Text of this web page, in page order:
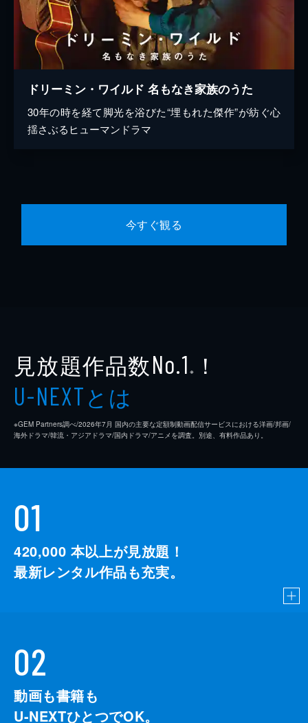
ドリーミン・ワイルド 名もなき家族のうた
30年の時を経て脚光を浴びた“埋もれた傑作”が紡ぐ心
揺さぶるヒューマンドラマ
今すぐ観る
見放題作品数No.1 ※ ！
U-NEXTとは
※GEM Partners調べ/2026年7⽉ 国内の主要な定額制動画配信サービスにおける洋画/邦画/
海外ドラマ/韓流・アジアドラマ/国内ドラマ/アニメを調査。別途、有料作品あり。
01
420,000 本以上が見放題！
最新レンタル作品も充実。
02
動画も書籍も
U-NEXTひとつでOK。